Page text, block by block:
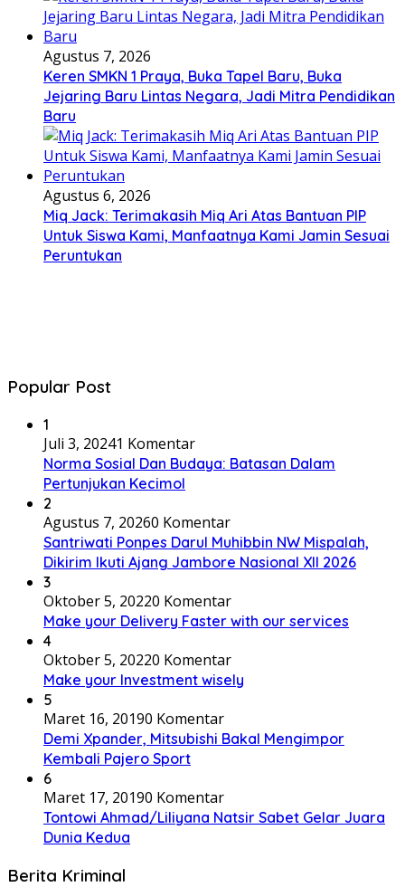
Agustus 7, 2026
Keren SMKN 1 Praya, Buka Tapel Baru, Buka
Jejaring Baru Lintas Negara, Jadi Mitra Pendidikan
Baru
Agustus 6, 2026
Miq Jack: Terimakasih Miq Ari Atas Bantuan PIP
Untuk Siswa Kami, Manfaatnya Kami Jamin Sesuai
Peruntukan
Popular Post
1
Juli 3, 20241 Komentar
Norma Sosial Dan Budaya: Batasan Dalam
Pertunjukan Kecimol
2
Agustus 7, 20260 Komentar
Santriwati Ponpes Darul Muhibbin NW Mispalah,
Dikirim Ikuti Ajang Jambore Nasional XII 2026
3
Oktober 5, 20220 Komentar
Make your Delivery Faster with our services
4
Oktober 5, 20220 Komentar
Make your Investment wisely
5
Maret 16, 20190 Komentar
Demi Xpander, Mitsubishi Bakal Mengimpor
Kembali Pajero Sport
6
Maret 17, 20190 Komentar
Tontowi Ahmad/Liliyana Natsir Sabet Gelar Juara
Dunia Kedua
Berita Kriminal